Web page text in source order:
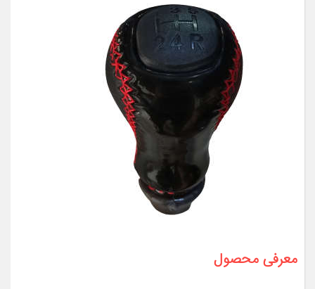
معرفی محصول